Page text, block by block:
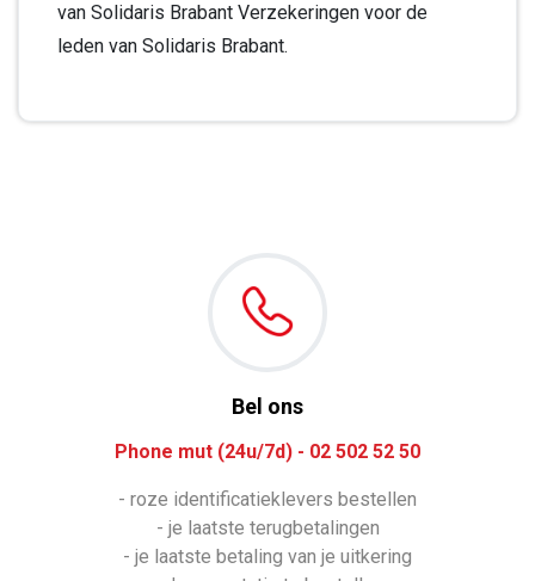
van Solidaris Brabant Verzekeringen voor de
leden van Solidaris Brabant.
Bel ons
Phone mut (24u/7d) - 02 502 52 50
- roze identificatieklevers bestellen
- je laatste terugbetalingen
- je laatste betaling van je uitkering